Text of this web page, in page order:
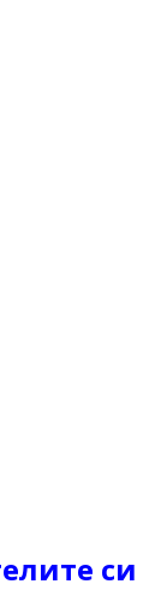
си